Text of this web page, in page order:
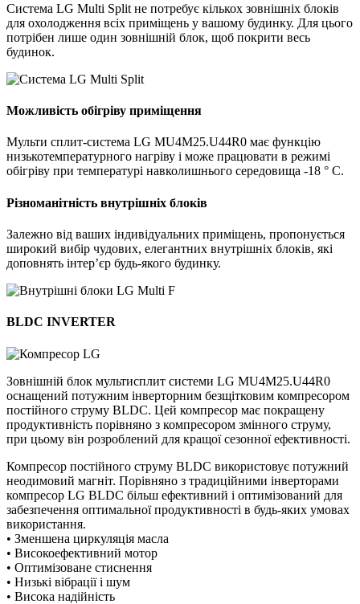
Система LG Multi Split не потребує кількох зовнішніх блоків
для охолодження всіх приміщень у вашому будинку. Для цього
потрібен лише один зовнішній блок, щоб покрити весь
будинок.
Можливість обігріву приміщення
Мульти сплит-система LG MU4M25.U44R0 має функцію
низькотемпературного нагріву і може працювати в режимі
обігріву при температурі навколишнього середовища -18 ° C.
Різноманітність внутрішніх блоків
Залежно від ваших індивідуальних приміщень, пропонується
широкий вибір чудових, елегантних внутрішніх блоків, які
доповнять інтер’єр будь-якого будинку.
BLDC INVERTER
Зовнішній блок мультисплит системи LG MU4M25.U44R0
оснащений потужним інверторним безщітковим компресором
постійного струму BLDC. Цей компресор має покращену
продуктивність порівняно з компресором змінного струму,
при цьому він розроблений для кращої сезонної ефективності.
Компресор постійного струму BLDC використовує потужний
неодимовий магніт. Порівняно з традиційними інверторами
компресор LG BLDC більш ефективний і оптимізований для
забезпечення оптимальної продуктивності в будь-яких умовах
використання.
• Зменшена циркуляція масла
• Високоефективний мотор
• Оптимізоване стиснення
• Низькі вібрації і шум
• Висока надійність